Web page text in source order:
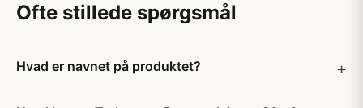
Ofte stillede spørgsmål
Hvad er navnet på produktet?